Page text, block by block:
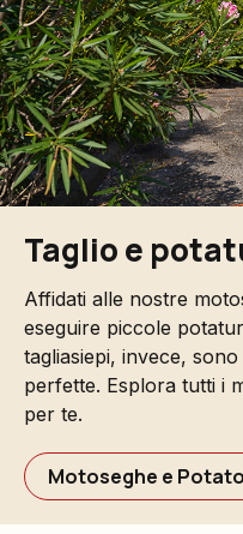
Taglio e
Affidati alle nostre
eseguire piccole
tagliasiepi, invece,
perfette. Esplora tutti i
per te.
Motoseghe e